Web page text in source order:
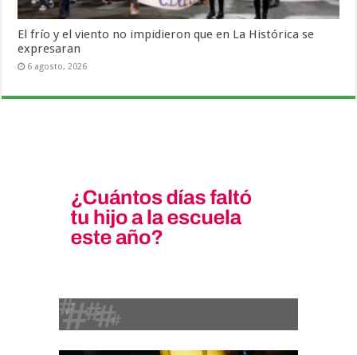
El frío y el viento no impidieron que en La Histórica se
expresaran
6 agosto, 2026